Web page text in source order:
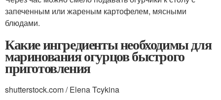
запеченным или жареным картофелем, мясными
блюдами.
Какие ингредиенты необходимы для
маринования огурцов быстрого
приготовления
shutterstock.com / Elena Tcykina